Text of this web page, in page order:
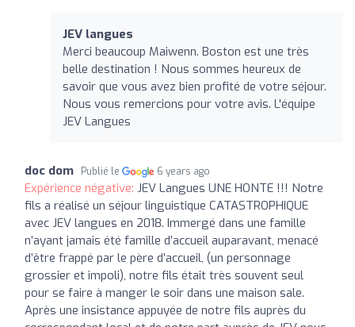
JEV langues
Merci beaucoup Maiwenn. Boston est une très
belle destination ! Nous sommes heureux de
savoir que vous avez bien profité de votre séjour.
Nous vous remercions pour votre avis. L'équipe
JEV Langues
doc dom Publié le 6 years ago
Expérience négative: JEV Langues UNE HONTE !!! Notre
fils a réalisé un séjour linguistique CATASTROPHIQUE
avec JEV langues en 2018. Immergé dans une famille
n’ayant jamais été famille d’accueil auparavant, menacé
d’être frappé par le père d’accueil, (un personnage
grossier et impoli), notre fils était très souvent seul
pour se faire à manger le soir dans une maison sale.
Après une insistance appuyée de notre fils auprès du